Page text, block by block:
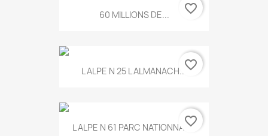
60 MILLIONS DE... favorite_border
L ALPE N 25 L ALMANACH...favorite_border
L ALPE N 61 PARC NATIONNAL...
favorite_border